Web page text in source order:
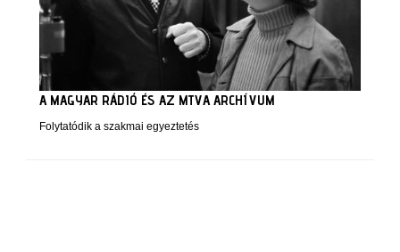
A MAGYAR RÁDIÓ ÉS AZ MTVA ARCHÍVUM
Folytatódik a szakmai egyeztetés